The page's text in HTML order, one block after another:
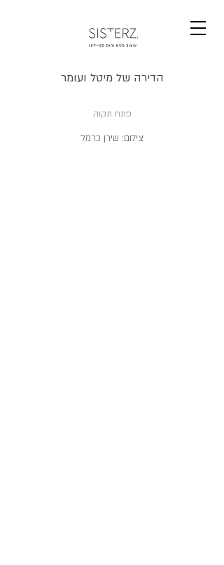
הדירה של מיטל ועומר
פתח תקוה
צילום: שירן כרמל